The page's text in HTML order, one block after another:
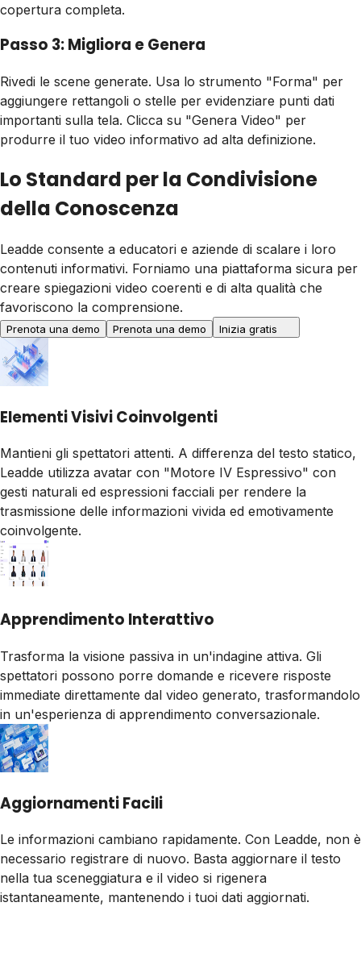
copertura completa.
Passo 3: Migliora e Genera
Rivedi le scene generate. Usa lo strumento "Forma" per
aggiungere rettangoli o stelle per evidenziare punti dati
importanti sulla tela. Clicca su "Genera Video" per
produrre il tuo video informativo ad alta definizione.
Lo Standard per la Condivisione
della Conoscenza
Leadde consente a educatori e aziende di scalare i loro
contenuti informativi. Forniamo una piattaforma sicura per
creare spiegazioni video coerenti e di alta qualità che
favoriscono la comprensione.
Prenota una demo Prenota una demo Inizia gratis
Elementi Visivi Coinvolgenti
Mantieni gli spettatori attenti. A differenza del testo statico,
Leadde utilizza avatar con "Motore IV Espressivo" con
gesti naturali ed espressioni facciali per rendere la
trasmissione delle informazioni vivida ed emotivamente
coinvolgente.
Apprendimento Interattivo
Trasforma la visione passiva in un'indagine attiva. Gli
spettatori possono porre domande e ricevere risposte
immediate direttamente dal video generato, trasformandolo
in un'esperienza di apprendimento conversazionale.
Aggiornamenti Facili
Le informazioni cambiano rapidamente. Con Leadde, non è
necessario registrare di nuovo. Basta aggiornare il testo
nella tua sceneggiatura e il video si rigenera
istantaneamente, mantenendo i tuoi dati aggiornati.